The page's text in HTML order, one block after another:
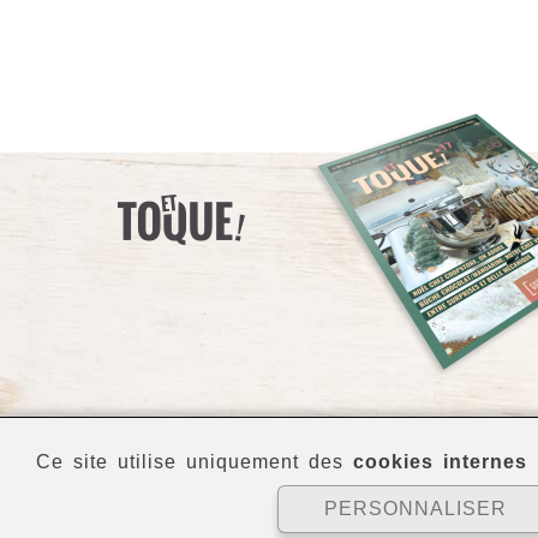
Ce site utilise uniquement des cookies internes
PERSONNALISER